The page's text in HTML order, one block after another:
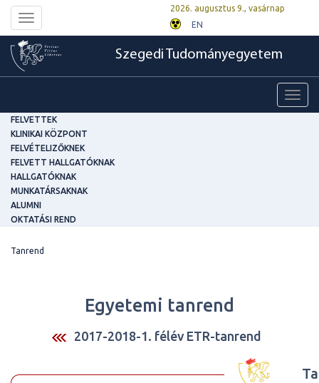
Toggle
navigation
2026. augusztus 9., vasárnap
EN
Szegedi Tudományegyetem
FELVETTEK
KLINIKAI KÖZPONT
FELVÉTELIZŐKNEK
FELVETT HALLGATÓKNAK
HALLGATÓKNAK
MUNKATÁRSAKNAK
ALUMNI
OKTATÁSI REND
Tanrend
Egyetemi tanrend
2017-2018-1. félév ETR-tanrend